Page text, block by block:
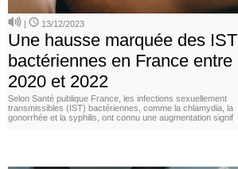
| 13/12/2023
Une hausse marquée des IST
bactériennes en France entre
2020 et 2022
Selon Santé publique France, les infections sexuellement
transmissibles (IST) bactériennes, comme la chlamydia, la
gonorrhée et la syphilis, ont connu une augmentation signif